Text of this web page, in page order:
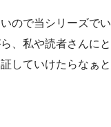
ので当シリーズでい
、私や読者さんにと
していけたらなぁと